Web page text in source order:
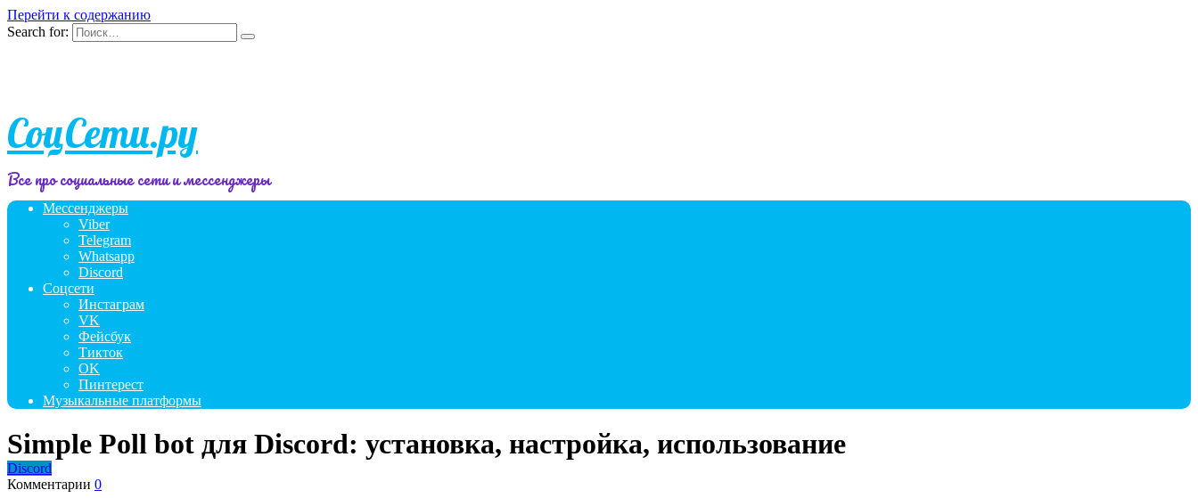
Перейти к содержанию
Search for:
СоцСети.ру
Все про социальные сети и мессенджеры
Мессенджеры
Viber
Telegram
Whatsapp
Discord
Соцсети
Инстаграм
VK
Фейсбук
Тикток
OK
Пинтерест
Музыкальные платформы
Simple Poll bot для Discord: установка, настройка, использование
Discord
Комментарии 0